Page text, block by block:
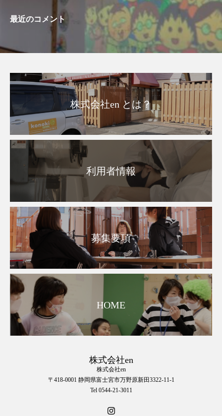
最近のコメント
株式会社en とは？
利用者情報
募集要項
HOME
株式会社en
株式会社en
〒418-0001 静岡県富士宮市万野原新田3322-11-1
Tel 0544-21-3011